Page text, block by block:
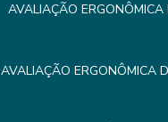
AVALIAÇÃO
AVALIAÇÃO ERGONÔMICA